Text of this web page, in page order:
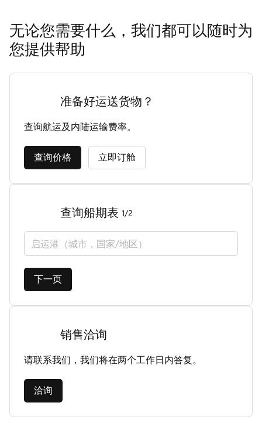
无论您需要什么，我们都可以随时为
您提供帮助
准备好运送货物？
查询航运及内陆运输费率。
查询价格 立即订舱
查询船期表 1/2
启运港（城市，国家/地区）
下一页
销售洽询
请联系我们，我们将在两个工作日内答复。
洽询